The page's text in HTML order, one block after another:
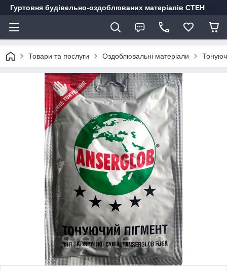
Гуртовня будівельно-оздоблюваних матеріалів СТЕН
Товари та послуги Оздоблювальні матеріали